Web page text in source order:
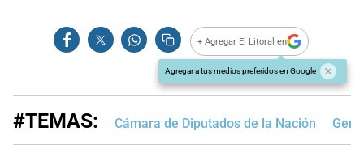
+ Agregar El Litoral en
Agregar a tus medios preferidos en Google
#TEMAS: Cámara de Diputados de la Nación